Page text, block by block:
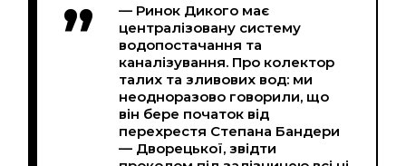
— Ринок Дикого має
централізовану систему
водопостачання та
каналізування. Про колектор
талих та зливових вод: ми
неодноразово говорили, що
він бере початок від
перехрестя Степана Бандери
— Дворецької, звідти